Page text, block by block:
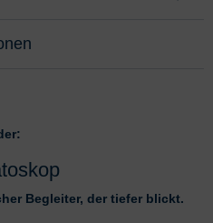
Begleiter, der tiefer blickt.